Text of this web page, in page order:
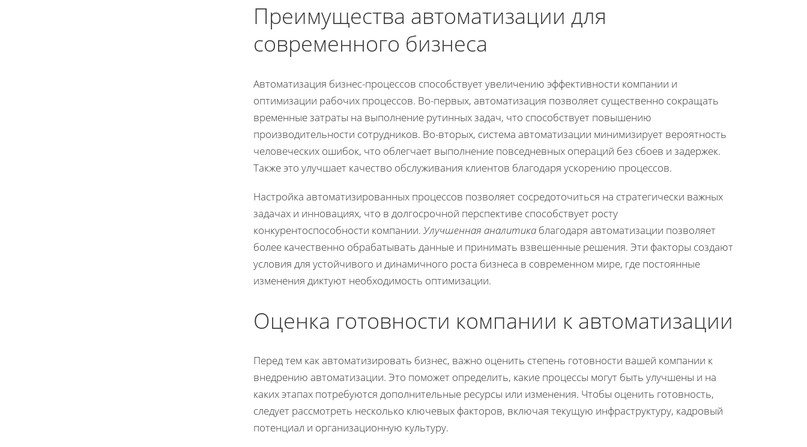
Преимущества автоматизации для
современного бизнеса
Автоматизация бизнес-процессов способствует увеличению эффективности компании и
оптимизации рабочих процессов. Во-первых, автоматизация позволяет существенно сокращать
временные затраты на выполнение рутинных задач, что способствует повышению
производительности сотрудников. Во-вторых, система автоматизации минимизирует вероятность
человеческих ошибок, что облегчает выполнение повседневных операций без сбоев и задержек.
Также это улучшает качество обслуживания клиентов благодаря ускорению процессов.
Настройка автоматизированных процессов позволяет сосредоточиться на стратегически важных
задачах и инновациях, что в долгосрочной перспективе способствует росту
конкурентоспособности компании.Улучшенная аналитика благодаря автоматизации позволяет
более качественно обрабатывать данные и принимать взвешенные решения. Эти факторы создают
условия для устойчивого и динамичного роста бизнеса в современном мире, где постоянные
изменения диктуют необходимость оптимизации.
Оценка готовности компании к автоматизации
Перед тем как автоматизировать бизнес, важно оценить степень готовности вашей компании к
внедрению автоматизации. Это поможет определить, какие процессы могут быть улучшены и на
каких этапах потребуются дополнительные ресурсы или изменения. Чтобы оценить готовность,
следует рассмотреть несколько ключевых факторов, включая текущую инфраструктуру, кадровый
потенциал и организационную культуру.